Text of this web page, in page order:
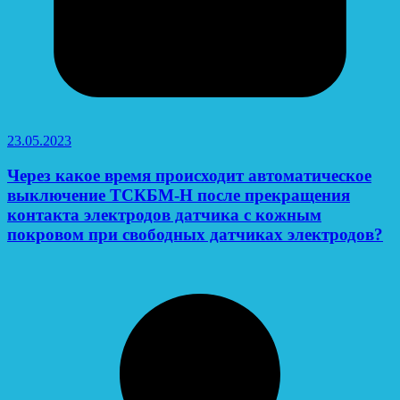
23.05.2023
Через какое время происходит автоматическое
выключение ТСКБМ-Н после прекращения
контакта электродов датчика с кожным
покровом при свободных датчиках электродов?